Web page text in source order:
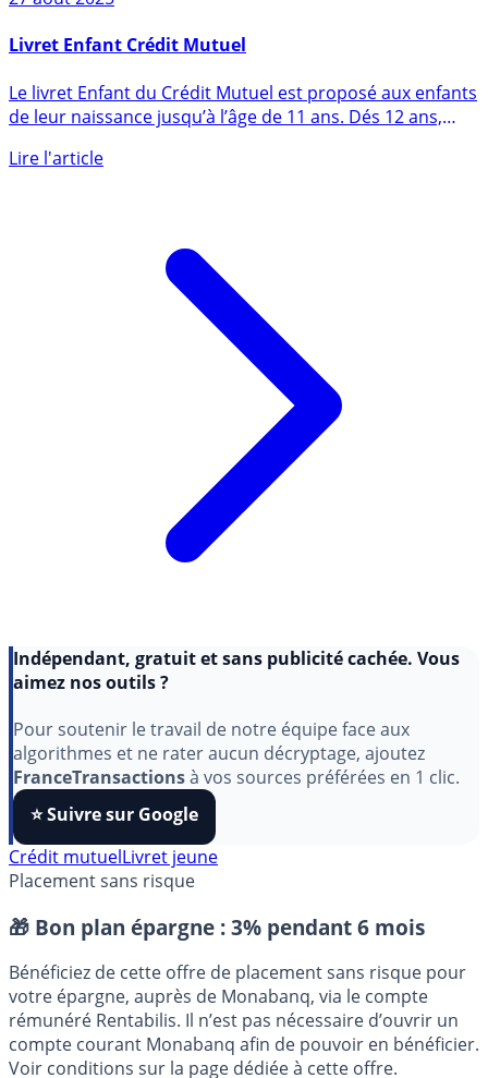
27 août 2025
Livret Enfant Crédit Mutuel
Le livret Enfant du Crédit Mutuel est proposé aux enfants
de leur naissance jusqu’à l’âge de 11 ans. Dés 12 ans,
aimez nos outils ?
Pour soutenir le travail de notre équipe face aux
algorithmes et ne rater aucun décryptage, ajoutez
FranceTransactionsà vos sources préférées en 1 clic.
⭐️ Suivre sur Google
Placement sans risque
🎁 Bon plan épargne : 3% pendant 6 mois
Bénéficiez de cette offre de placement sans risque pour
votre épargne, auprès de Monabanq, via le compte
rémunéré Rentabilis. Il n’est pas nécessaire d’ouvrir un